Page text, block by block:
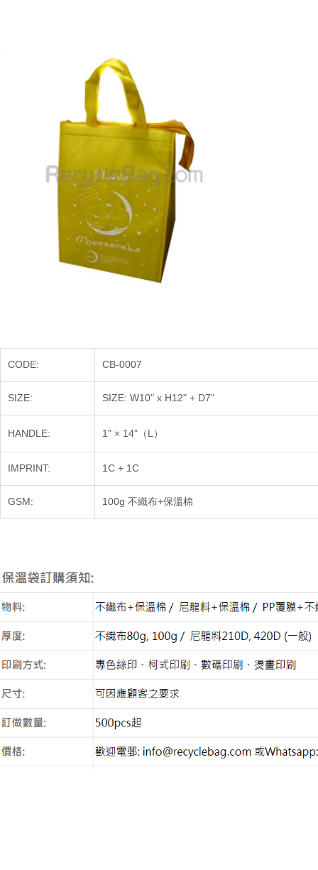
CODE: CB-0007
SIZE: SIZE: W10" x H12" + D7"
HANDLE: 1" × 14"（L）
IMPRINT: 1C + 1C
GSM: 100g 不織布+保溫棉